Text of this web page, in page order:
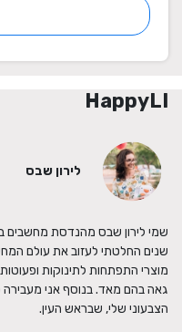
הצבעוני שלי, שבראש העין.
HappyLI
לירון שבס